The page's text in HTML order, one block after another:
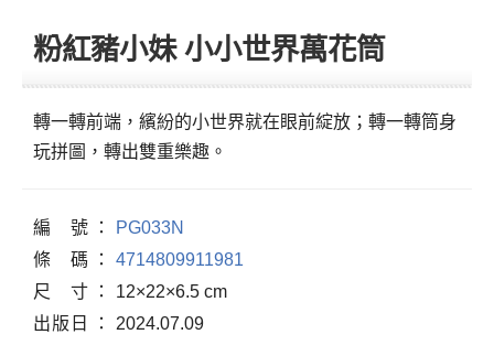
粉紅豬小妹 小小世界萬花筒
轉一轉前端，繽紛的小世界就在眼前綻放；轉一轉筒身
玩拼圖，轉出雙重樂趣。
編 號
PG033N
條
碼
4714809911981
尺
寸
12×22×6.5 cm
出版 日
2024.07.09